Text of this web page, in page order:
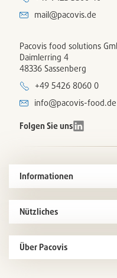
mail@pacovis.de
Pacovis food solutions
Daimlerring 4
48336 Sassenberg
+49 5426 8060 0
info@pacovis-food.de
Folgen Sie uns
Informationen
Nützliches
Über Pacovis